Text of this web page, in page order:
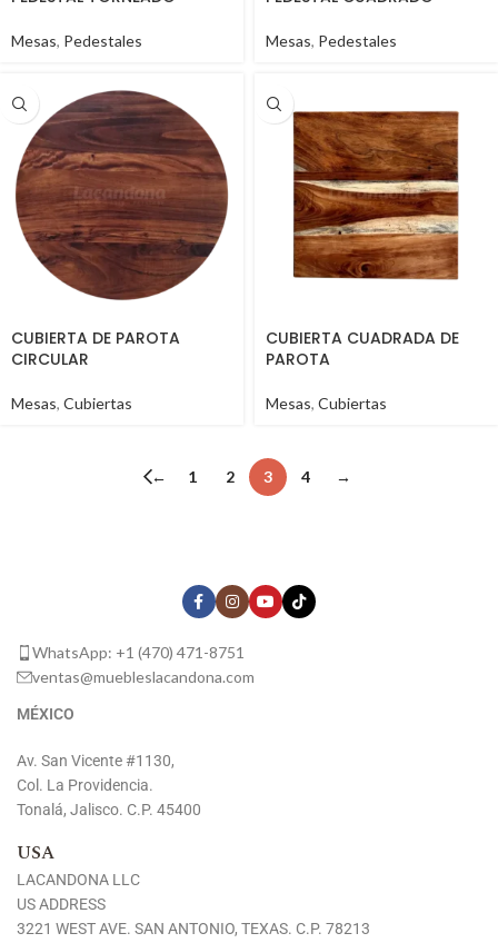
Mesas, Pedestales Mesas, Pedestales
CUBIERTA DE PAROTA
CIRCULAR
Mesas, Cubiertas
CUBIERTA CUADRADA DE
PAROTA
Mesas, Cubiertas
← 1 2 3 4 →
WhatsApp: +1 (470) 471-8751
ventas@muebleslacandona.com
MÉXICO
Av. San Vicente #1130,
Col. La Providencia.
Tonalá, Jalisco. C.P. 45400
USA
LACANDONA LLC
US ADDRESS
3221 WEST AVE. SAN ANTONIO, TEXAS. C.P. 78213